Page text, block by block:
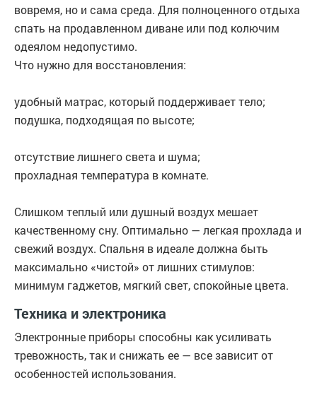
вовремя, но и сама среда. Для полноценного отдыха
спать на продавленном диване или под колючим
одеялом недопустимо.
Что нужно для восстановления:
удобный матрас, который поддерживает тело;
подушка, подходящая по высоте;
отсутствие лишнего света и шума;
прохладная температура в комнате.
Слишком теплый или душный воздух мешает
качественному сну. Оптимально — легкая прохлада и
свежий воздух. Спальня в идеале должна быть
максимально «чистой» от лишних стимулов:
минимум гаджетов, мягкий свет, спокойные цвета.
Техника и электроника
Электронные приборы способны как усиливать
тревожность, так и снижать ее — все зависит от
особенностей использования.